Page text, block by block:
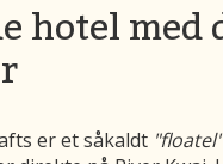
hotel med
er et såkaldt "floatel"